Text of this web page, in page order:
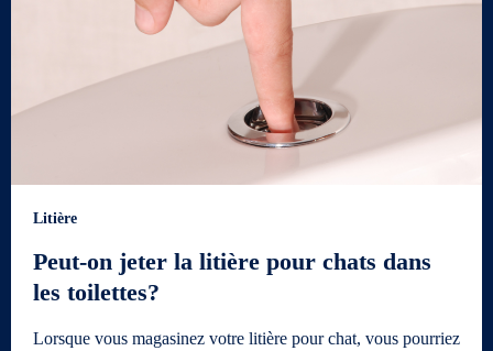
Litière
Peut-on jeter la litière pour chats dans
les toilettes?
Lorsque vous magasinez votre litière pour chat, vous pourriez